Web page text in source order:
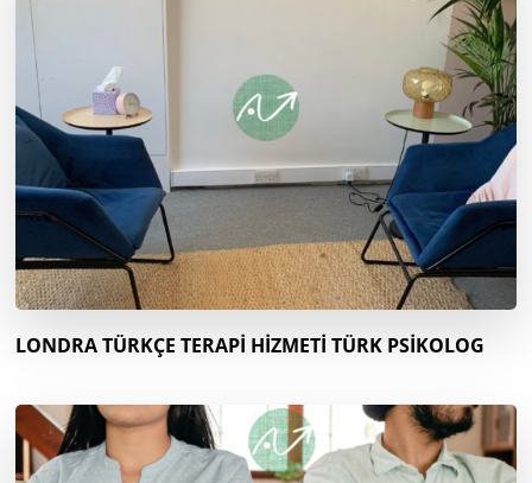
LONDRA TÜRKÇE TERAPİ HİZMETİ TÜRK PSİKOLOG